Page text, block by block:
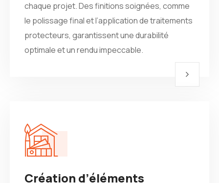
chaque projet. Des finitions soignées, comme
le polissage final et l’application de traitements
protecteurs, garantissent une durabilité
optimale et un rendu impeccable.
Création d’éléments